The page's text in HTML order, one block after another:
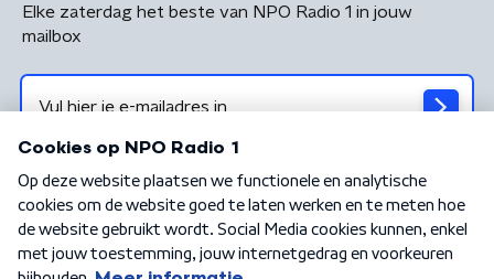
Elke zaterdag het beste van NPO Radio 1 in jouw
mailbox
Algemene voorwaarden